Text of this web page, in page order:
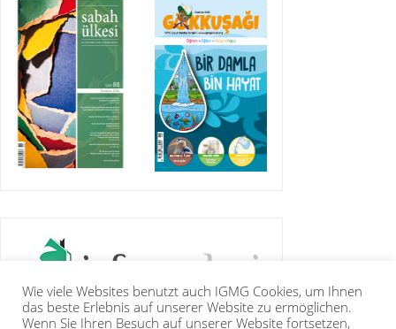
Wie viele Websites benutzt auch IGMG Cookies, um Ihnen
das beste Erlebnis auf unserer Website zu ermöglichen.
Wenn Sie Ihren Besuch auf unserer Website fortsetzen,